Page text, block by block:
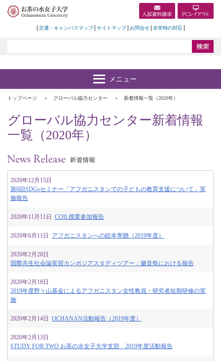
交通・キャンパスマップ サイトマップ お問合せ 非常時の対応
トップページ グローバル協力センター 新着情報一覧（2020年）
グローバル協力センター新着情報
一覧（2020年）
2020年12月15日
第8回SDGsセミナー「アフガニスタンでの子どもの教育支援について」実
施報告
2020年11月11日 COIL授業参加報告
2020年6月11日 アフガニスタンへの絵本寄贈（2019年度）
2020年2月28日
国際共生社会論実習カンボジアスタディツアー：徽音祭における報告
2020年2月18日
2019年度野々山基金によるアフガニスタン女性教員・研究者短期研修の実
施
2020年2月14日 OCHANAN活動報告（2019年度）
2020年2月13日
STUDY FOR TWO お茶の水女子大学支部 2019年度活動報告